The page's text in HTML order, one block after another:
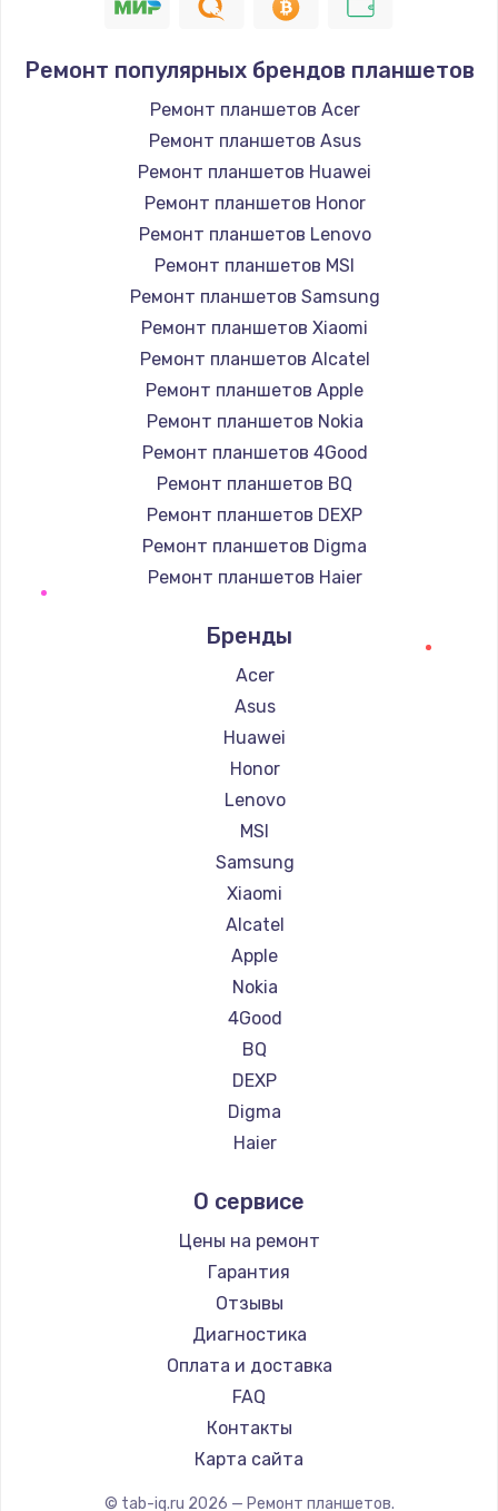
Ремонт популярных брендов планшетов
Ремонт планшетов Acer
Ремонт планшетов Asus
Ремонт планшетов Huawei
Ремонт планшетов Honor
Ремонт планшетов Lenovo
Ремонт планшетов MSI
Ремонт планшетов Samsung
Ремонт планшетов Xiaomi
Ремонт планшетов Alcatel
Ремонт планшетов Apple
Ремонт планшетов Nokia
Ремонт планшетов 4Good
Ремонт планшетов BQ
Ремонт планшетов DEXP
Ремонт планшетов Digma
Ремонт планшетов Haier
Ремонт планшетов Prestigio
Ремонт планшетов Microsoft
Ремонт планшетов BlackView
Ремонт планшетов Amazon
Ремонт планшетов Aquarius
Ремонт планшетов Philips
Ремонт планшетов Dell
Ремонт планшетов HP
Ремонт планшетов Getac
Ремонт планшетов ZTE
Ремонт планшетов Google
Ремонт планшетов Navitel
Ремонт планшетов Teclast
Ремонт планшетов CHUWI
Бренды
Acer
Asus
Huawei
Honor
Lenovo
MSI
Samsung
Xiaomi
Alcatel
Apple
Nokia
4Good
BQ
DEXP
Digma
Haier
Prestigio
Microsoft
BlackView
Amazon
Aquarius
Philips
Dell
HP
Getac
О сервисе
Цены на ремонт
Гарантия
Отзывы
Диагностика
Оплата и доставка
FAQ
Контакты
Карта сайта
© tab-iq.ru 2026 — Ремонт планшетов.